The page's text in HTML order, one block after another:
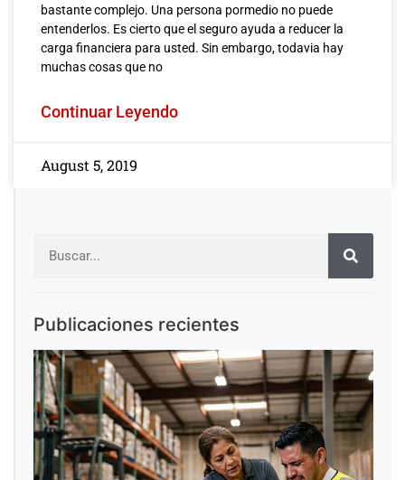
bastante complejo. Una persona pormedio no puede
entenderlos. Es cierto que el seguro ayuda a reducer la
carga financiera para usted. Sin embargo, todavia hay
muchas cosas que no
Continuar Leyendo
August 5, 2019
Publicaciones recientes